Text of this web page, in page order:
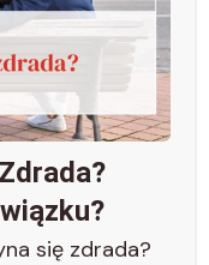
się zdrada?